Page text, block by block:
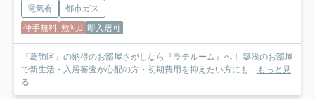
電気有
都市ガス
仲手無料 敷礼0 即入居可
『葛飾区』の納得のお部屋さがしなら『ラテルーム』へ！ 築浅のお部屋
で新生活・入居審査が心配の方・初期費用を抑えたい方にも... もっと見
る